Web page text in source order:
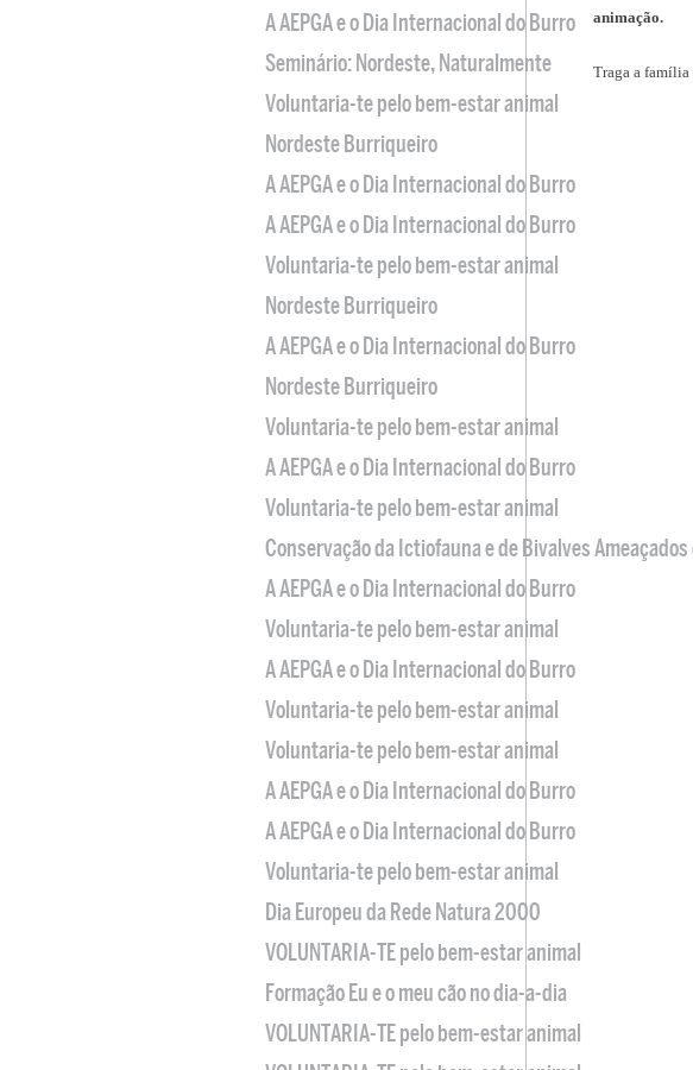
animação.
Traga a família
A AEPGA e o Dia Internacional do Burro
Seminário: Nordeste, Naturalmente
Voluntaria-te pelo bem-estar animal
Nordeste Burriqueiro
A AEPGA e o Dia Internacional do Burro
A AEPGA e o Dia Internacional do Burro
Voluntaria-te pelo bem-estar animal
Nordeste Burriqueiro
A AEPGA e o Dia Internacional do Burro
Nordeste Burriqueiro
Voluntaria-te pelo bem-estar animal
A AEPGA e o Dia Internacional do Burro
Voluntaria-te pelo bem-estar animal
Conservação da Ictiofauna e de Bivalves
A AEPGA e o Dia Internacional do Burro
Voluntaria-te pelo bem-estar animal
A AEPGA e o Dia Internacional do Burro
Voluntaria-te pelo bem-estar animal
Voluntaria-te pelo bem-estar animal
A AEPGA e o Dia Internacional do Burro
A AEPGA e o Dia Internacional do Burro
Voluntaria-te pelo bem-estar animal
Dia Europeu da Rede Natura 2000
VOLUNTARIA-TE pelo bem-estar animal
Formação Eu e o meu cão no dia-a-dia
VOLUNTARIA-TE pelo bem-estar animal